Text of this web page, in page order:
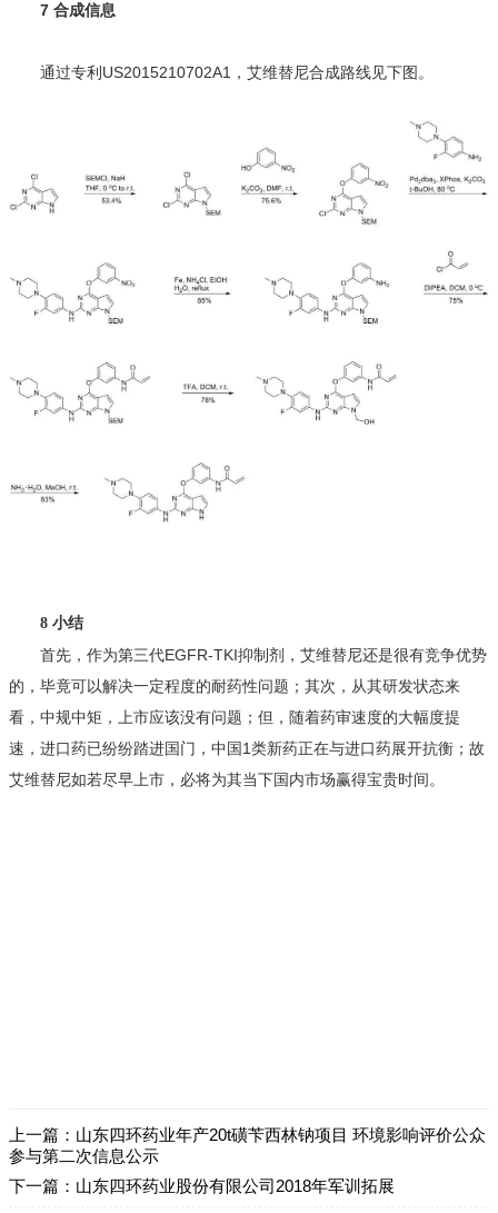
7 合成信息
通过专利US2015210702A1，艾维替尼合成路线见下图。
8 小结
首先，作为第三代EGFR-TKI抑制剂，艾维替尼还是很有竞争优势
的，毕竟可以解决一定程度的耐药性问题；其次，从其研发状态来
看，中规中矩，上市应该没有问题；但，随着药审速度的大幅度提
速，进口药已纷纷踏进国门，中国1类新药正在与进口药展开抗衡；故
艾维替尼如若尽早上市，必将为其当下国内市场赢得宝贵时间。
上一篇： 山东四环药业年产20t磺苄西林钠项目 环境影响评价公众
参与第二次信息公示
下一篇： 山东四环药业股份有限公司2018年军训拓展